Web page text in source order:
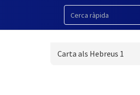
Carta als Hebreus 1